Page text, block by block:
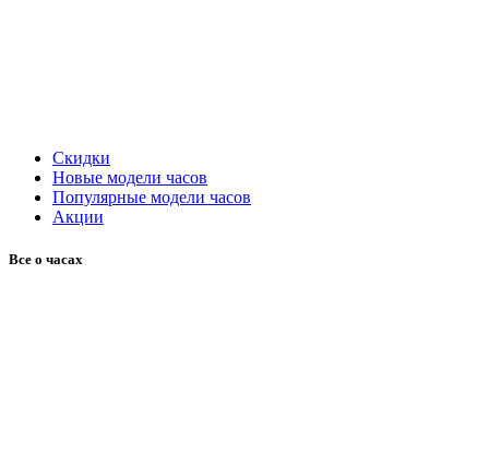
Скидки
Новые модели часов
Популярные модели часов
Акции
Все о часах